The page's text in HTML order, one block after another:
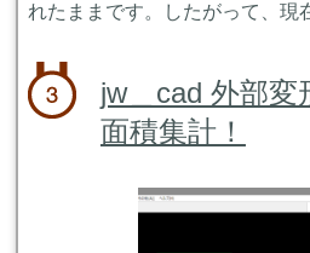
れたままです。したがって、現
jw＿cad 外部
面積集計！